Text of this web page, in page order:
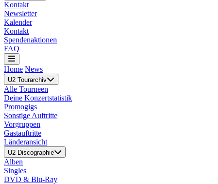
Kontakt
Newsletter
Kalender
Kontakt
Spendenaktionen
FAQ
Home News
U2 Tourarchiv
Alle Tourneen
Deine Konzertstatistik
Promogigs
Sonstige Auftritte
Vorgruppen
Gastauftritte
Länderansicht
U2 Discographie
Alben
Singles
DVD & Blu-Ray